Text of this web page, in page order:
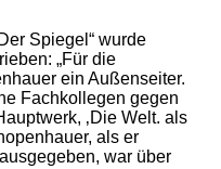
Spiegel“ wurde
„Für die
ein Außenseiter.
Fachkollegen gegen
‚Die Welt. als
als er
war über